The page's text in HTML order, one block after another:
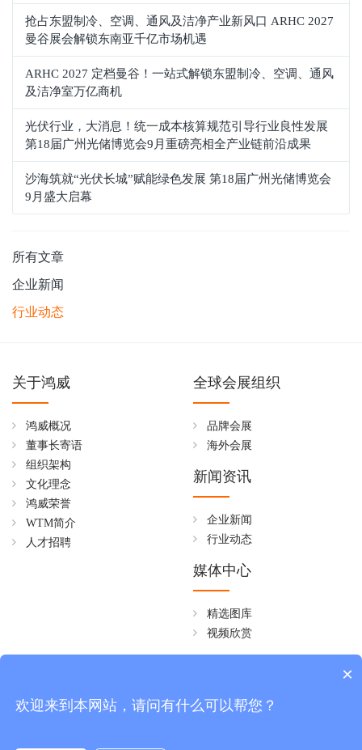
抢占东盟制冷、空调、通风及洁净产业新风口 ARHC 2027
曼谷展会解锁东南亚千亿市场机遇
ARHC 2027 定档曼谷！一站式解锁东盟制冷、空调、通风
及洁净室万亿商机
光伏行业，大消息！统一成本核算规范引导行业良性发展
第18届广州光储博览会9月重磅亮相全产业链前沿成果
沙海筑就“光伏长城”赋能绿色发展 第18届广州光储博览会
9月盛大启幕
所有文章
企业新闻
行业动态
关于鸿威
鸿威概况
董事长寄语
组织架构
文化理念
鸿威荣誉
WTM简介
人才招聘
全球会展组织
品牌会展
海外会展
新闻资讯
企业新闻
行业动态
媒体中心
精选图库
视频欣赏
周一至周五 08:30~18:00
×
欢迎来到本网站，请问有什么可以帮您？